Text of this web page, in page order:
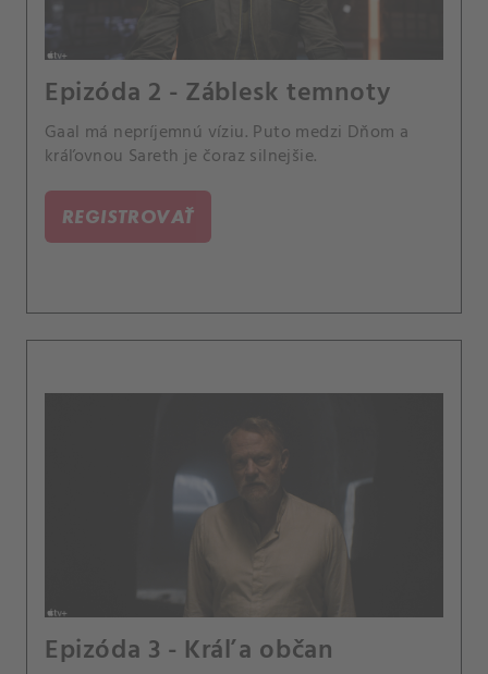
Epizóda 2 - Záblesk temnoty
Gaal má nepríjemnú víziu. Puto medzi Dňom a
kráľovnou Sareth je čoraz silnejšie.
REGISTROVAŤ
Epizóda 3 - Kráľ a občan